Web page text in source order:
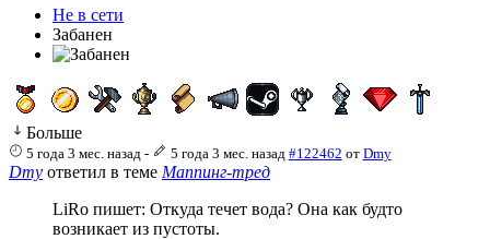
Не в сети
Забанен
Больше
5 года 3 мес. назад - 5 года 3 мес. назад #122462 от Dmy
Dmy ответил в теме Маппинг-тред
LiRo пишет: Откуда течет вода? Она как будто
возникает из пустоты.